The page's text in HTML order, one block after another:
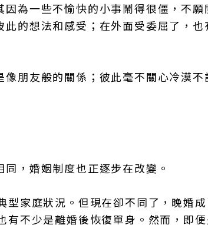
為一些不愉快的小事鬧得很僵，不願
的想法和感受；在外面受委屈了，也
朋友般的關係；彼此毫不關心冷漠不
同，婚姻制度也正逐步在改變。
家庭狀況。但現在卻不同了，晚婚
不少是離婚後恢復單身。然而，即